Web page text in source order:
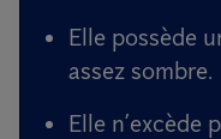
Elle possède
assez sombre.
Elle n’excède